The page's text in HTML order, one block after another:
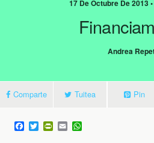
17 De Octubre De 2013
Andrea
Comparte Tuitea Pin
F
a
T
w
P E
m